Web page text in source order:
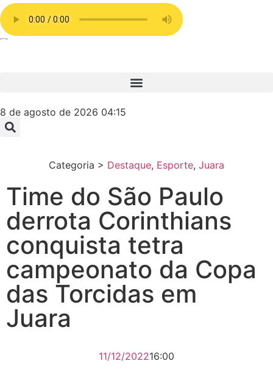
8 de agosto de 2026 04:15
Categoria > Destaque, Esporte, Juara
Time do São Paulo
derrota Corinthians
conquista tetra
campeonato da Copa
das Torcidas em
Juara
11/12/202216:00